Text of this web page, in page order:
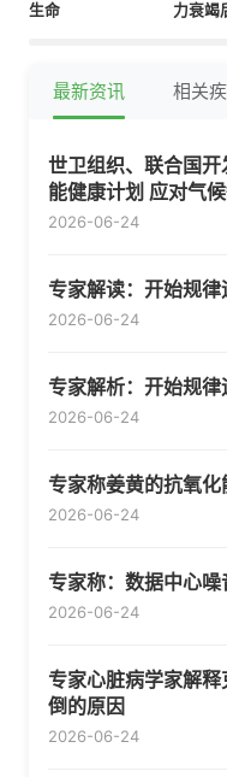
生命
力衰竭
最新资讯 相关
世卫组织、联合国
能健康计划 应对气
2026-06-24
专家解读：开始规
2026-06-24
专家解析：开始规
2026-06-24
专家称姜黄的抗氧
2026-06-24
专家称：数据中心
2026-06-24
专家心脏病学家解
倒的原因
2026-06-24